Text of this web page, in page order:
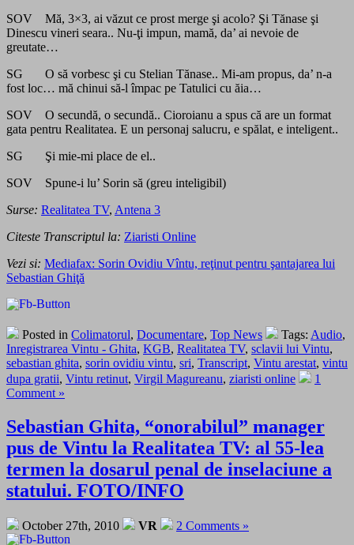
SOV Mă, 3×3, ai văzut ce prost merge şi acolo? Şi Tănase şi
Dinescu vineri seara.. Nu-ţi impun, mamă, da’ ai nevoie de
greutate…
SG O să vorbesc şi cu Stelian Tănase.. Mi-am propus, da’ n-a
fost loc… mă chinui să-l împac pe Tatulici cu ăia…
SOV O secundă, o secundă.. Cioroianu a spus că are un format
gata pentru Realitatea. E un personaj salucru, e spălat, e inteligent..
SG Şi mie-mi place de el..
SOV Spune-i lu’ Sorin să (greu inteligibil)
Surse: Realitatea TV, Antena 3
Citeste Transcriptul la: Ziaristi Online
Vezi si: Mediafax: Sorin Ovidiu Vîntu, reţinut pentru şantajarea lui
Sebastian Ghiţă
Posted in Colimatorul, Documentare, Top News Tags: Audio,
Inregistrarea Vintu - Ghita, KGB, Realitatea TV, sclavii lui Vintu,
sebastian ghita, sorin ovidiu vintu, sri, Transcript, Vintu arestat, vintu
dupa gratii, Vintu retinut, Virgil Magureanu, ziaristi online
1
Comment »
Sebastian Ghita, “onorabilul” manager
pus de Vintu la Realitatea TV: al 55-lea
termen la dosarul penal de inselaciune a
statului. FOTO/INFO
October 27th, 2010 VR 2 Comments »